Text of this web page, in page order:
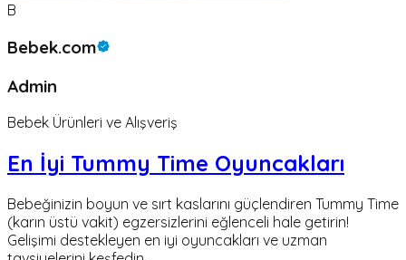
B
Bebek.com
Admin
Bebek Ürünleri ve Alışveriş
En İyi Tummy Time Oyuncakları
Bebeğinizin boyun ve sırt kaslarını güçlendiren Tummy Time
(karın üstü vakit) egzersizlerini eğlenceli hale getirin!
Gelişimi destekleyen en iyi oyuncakları ve uzman